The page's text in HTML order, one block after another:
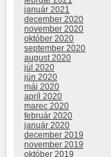
január 2021
december 2020
november 2020
október 2020
september 2020
august 2020
júl 2020
jún 2020
máj 2020
apríl 2020
marec 2020
február 2020
január 2020
december 2019
november 2019
október 2019